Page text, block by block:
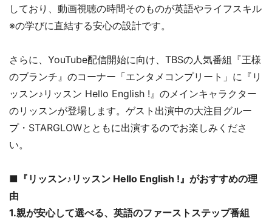
しており、動画視聴の時間そのものが英語やライフスキル
※の学びに直結する安心の設計です。
さらに、YouTube配信開始に向け、TBSの人気番組『王様
のブランチ』のコーナー「エンタメコンプリート」に『リ
ッスン♪リッスン Hello English !』のメインキャラクター
のリッスンが登場します。ゲスト出演中の大注目グルー
プ・STARGLOWとともに出演するのでお楽しみくださ
い。
■『リッスン♪リッスン Hello English !』がおすすめの理
由
1.親が安心して選べる、英語のファーストステップ番組